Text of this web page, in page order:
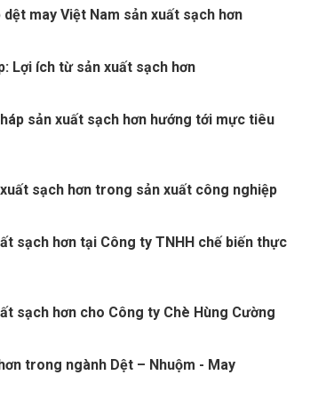
may Việt Nam sản xuất sạch hơn
Lợi ích từ sản xuất sạch hơn
sản xuất sạch hơn hướng tới mực tiêu
sạch hơn trong sản xuất công nghiệp
sạch hơn tại Công ty TNHH chế biến thực
sạch hơn cho Công ty Chè Hùng Cường
trong ngành Dệt – Nhuộm - May